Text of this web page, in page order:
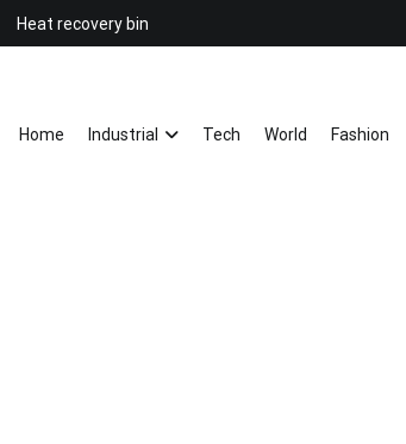
Heat recovery bin
Home
Industrial Tech World Fashion